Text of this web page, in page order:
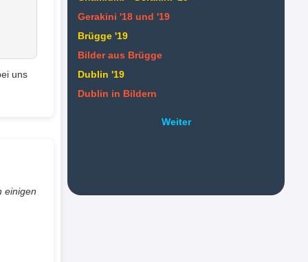
uns
einigen
Gerakini '18 und '19
Brügge '19
Bilder aus Brügge
Dublin '19
Dublin in Bildern
Weiter